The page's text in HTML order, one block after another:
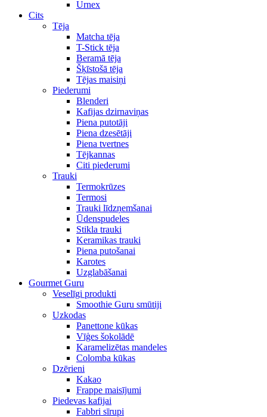
Urnex
Cits
Tēja
Matcha tēja
T-Stick tēja
Beramā tēja
Šķīstošā tēja
Tējas maisiņi
Piederumi
Blenderi
Kafijas dzirnaviņas
Piena putotāji
Piena dzesētāji
Piena tvertnes
Tējkannas
Citi piederumi
Trauki
Termokrūzes
Termosi
Trauki līdzņemšanai
Ūdenspudeles
Stikla trauki
Keramikas trauki
Piena putošanai
Karotes
Uzglabāšanai
Gourmet Guru
Veselīgi produkti
Smoothie Guru smūtiji
Uzkodas
Panettone kūkas
Vīģes šokolādē
Karamelizētas mandeles
Colomba kūkas
Dzērieni
Kakao
Frappe maisījumi
Piedevas kafijai
Fabbri sīrupi